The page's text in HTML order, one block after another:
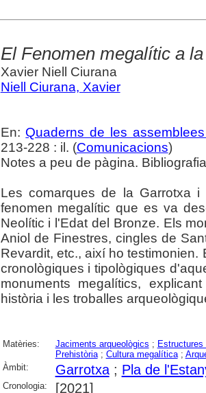
El Fenomen megalític a
Xavier Niell Ciurana
Niell Ciurana, Xavier
En: Quaderns de les
213-228 : il. (Comunicacions)
Notes a peu de pàgina.
Les comarques de la Garrotxa
fenomen megalític que es va
Neolític i l'Edat del Bronze. Els
Aniol de Finestres, cingles de
Revardit, etc., així ho
cronològiques i tipològiques
monuments megalítics,
història i les troballes
Matèries: Jaciments arqueològics ; Estructures
Prehistòria; Cultura megalítica;
Àmbit:
Garrotxa; Pla de
Cronologia: [2021]